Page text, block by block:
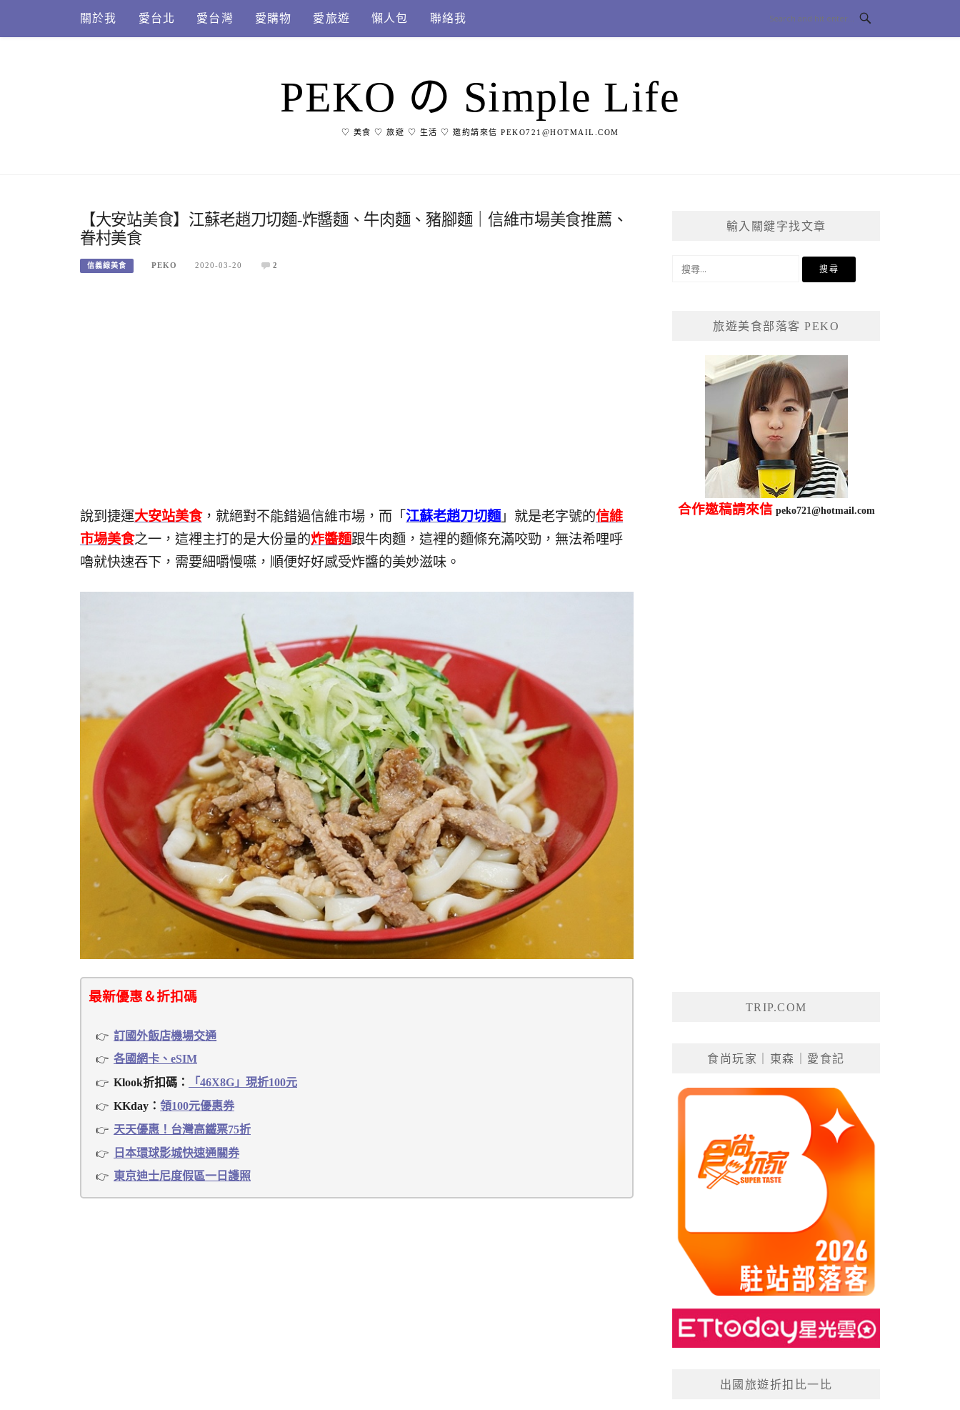
content
關於我 愛台北 愛台灣 愛購物 愛旅遊 懶人包 聯絡我
PEKO の Simple Life
♡ 美食 ♡ 旅遊 ♡ 生活 ♡ 邀約請來信 PEKO721@HOTMAIL.COM
【大安站美食】江蘇老趙刀切麵-炸醬麵、牛肉麵、豬腳麵｜信維市場美食推薦、
眷村美食
信義線美食 PEKO 2020-03-20 2
說到捷運大安站美食，就絕對不能錯過信維市場，而「 江蘇老趙刀切麵 」就是老字號的信維
市場美食之一，這裡主打的是大份量的炸醬麵跟牛肉麵，這裡的麵條充滿咬勁，無法希哩呼
嚕就快速吞下，需要細嚼慢嚥，順便好好感受炸醬的美妙滋味。
最新優惠＆折扣碼
訂國外飯店機場交通
各國網卡、eSIM
Klook折扣碼：
「46X8G」現折100元
KKday： 領100元優惠券
天天優惠！台灣高鐵票75折
日本環球影城快速通關券
東京迪士尼度假區一日護照
輸入關鍵字找文章
旅遊美食部落客 PEKO
合作邀稿請來信 peko721@hotmail.com
TRIP.COM
食尚玩家｜東森｜愛食記
出國旅遊折扣比一比